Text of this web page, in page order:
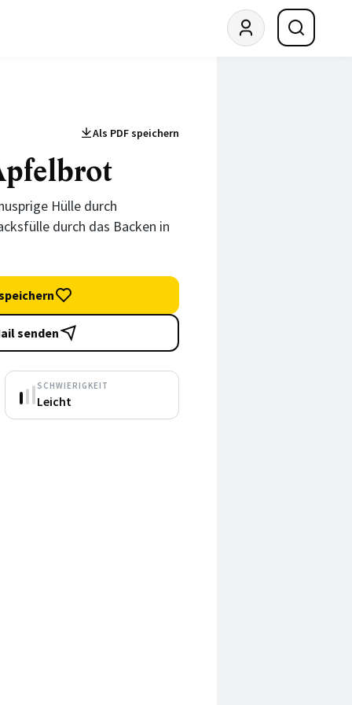
Als PDF speichern
Hülle durch
durch das Backen in
senden
SCHWIERIGKEIT
Leicht